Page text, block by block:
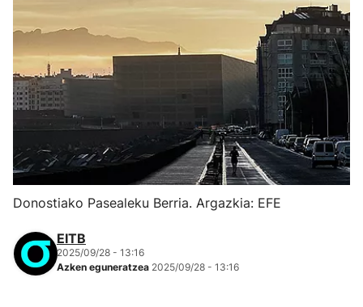
Donostiako Pasealeku Berria. Argazkia: EFE
EITB
2025/09/28 - 13:16
Azken eguneratzea 2025/09/28 - 13:16